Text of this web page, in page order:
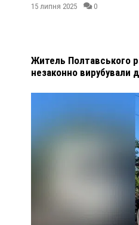
15 липня 2025 0
Житель Полтавського
незаконно вирубували